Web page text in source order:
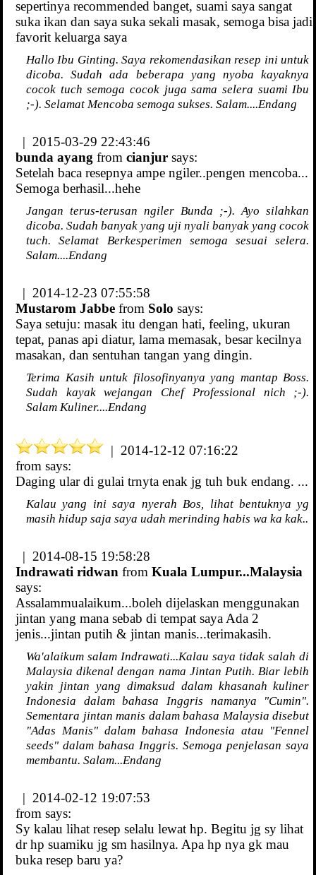
sepertinya recommended banget, suami saya sangat
suka ikan dan saya suka sekali masak, semoga bisa jadi
favorit keluarga saya
Hallo Ibu Ginting. Saya rekomendasikan resep ini untuk
dicoba. Sudah ada beberapa yang nyoba kayaknya
cocok tuch semoga cocok juga sama selera suami Ibu
;-). Selamat Mencoba semoga sukses. Salam....Endang
| 2015-03-29 22:43:46
bunda ayang from cianjur says:
Setelah baca resepnya ampe ngiler..pengen mencoba...
Semoga berhasil...hehe
Jangan terus-terusan ngiler Bunda ;-). Ayo silahkan
dicoba. Sudah banyak yang uji nyali banyak yang cocok
tuch. Selamat Berkesperimen semoga sesuai selera.
Salam....Endang
| 2014-12-23 07:55:58
Mustarom Jabbe from Solo says:
Saya setuju: masak itu dengan hati, feeling, ukuran
tepat, panas api diatur, lama memasak, besar kecilnya
masakan, dan sentuhan tangan yang dingin.
Terima Kasih untuk filosofinyanya yang mantap Boss.
Sudah kayak wejangan Chef Professional nich ;-).
Salam Kuliner....Endang
| 2014-12-12 07:16:22
from says:
Daging ular di gulai trnyta enak jg tuh buk endang. ...
Kalau yang ini saya nyerah Bos, lihat bentuknya yg
masih hidup saja saya udah merinding habis wa ka kak..
| 2014-08-15 19:58:28
Indrawati ridwan from Kuala Lumpur...Malaysia
says:
Assalammualaikum...boleh dijelaskan menggunakan
jintan yang mana sebab di tempat saya Ada 2
jenis...jintan putih & jintan manis...terimakasih.
Wa'alaikum salam Indrawati...Kalau saya tidak salah di
Malaysia dikenal dengan nama Jintan Putih. Biar lebih
yakin jintan yang dimaksud dalam khasanah kuliner
Indonesia dalam bahasa Inggris namanya "Cumin".
Sementara jintan manis dalam bahasa Malaysia disebut
"Adas Manis" dalam bahasa Indonesia atau "Fennel
seeds" dalam bahasa Inggris. Semoga penjelasan saya
membantu. Salam...Endang
| 2014-02-12 19:07:53
from says:
Sy kalau lihat resep selalu lewat hp. Begitu jg sy lihat
dr hp suamiku jg sm hasilnya. Apa hp nya gk mau
buka resep baru ya?